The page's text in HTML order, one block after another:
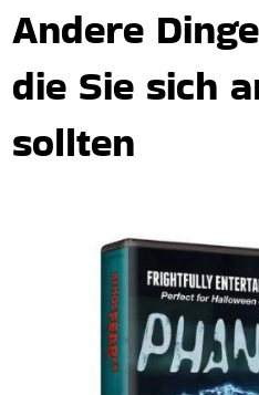
Andere
die Sie sich
sollten